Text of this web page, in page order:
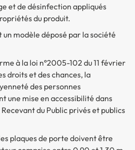
et de désinfection appliqués
du produit.
un modèle déposé par la société
à la loi n°2005-102 du 11 février
droits et des chances, la
des personnes
une mise en accessibilité dans
du Public privés et publics
plaques de porte doivent être